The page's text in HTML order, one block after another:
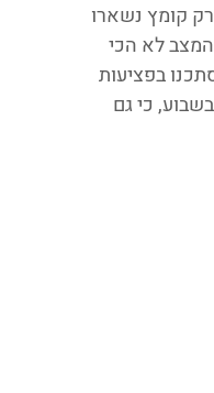
קומץ נשארו
המצב לא הכי
הרע. שחקניות הסתכנו בפציעות
נערות נאלצו או לשחק 3-4 משחקים בשבוע, כי גם